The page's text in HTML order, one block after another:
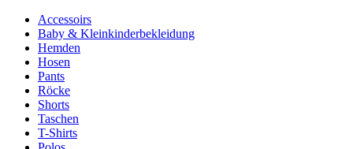
Accessoirs
Baby & Kleinkinderbekleidung
Hemden
Hosen
Pants
Röcke
Shorts
Taschen
T-Shirts